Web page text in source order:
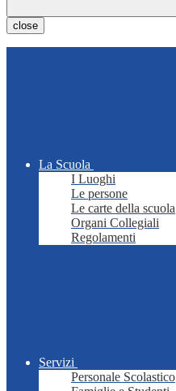
close
La Scuola
I Luoghi
Le persone
Le carte della scuola
Organi Collegiali
Regolamenti
Servizi
Personale Scolastico